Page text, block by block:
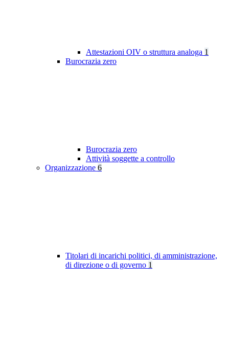
Attestazioni OIV o struttura analoga 1
Burocrazia zero
Burocrazia zero
Attività soggette a controllo
Organizzazione 6
Titolari di incarichi politici, di amministrazione,
di direzione o di governo 1